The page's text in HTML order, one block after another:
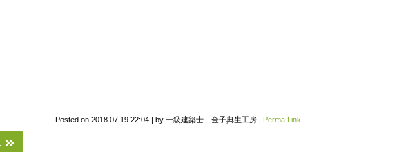
Posted on 2018.07.19 22:04 | by 一級建築士 金子典生工房 | Perma Link